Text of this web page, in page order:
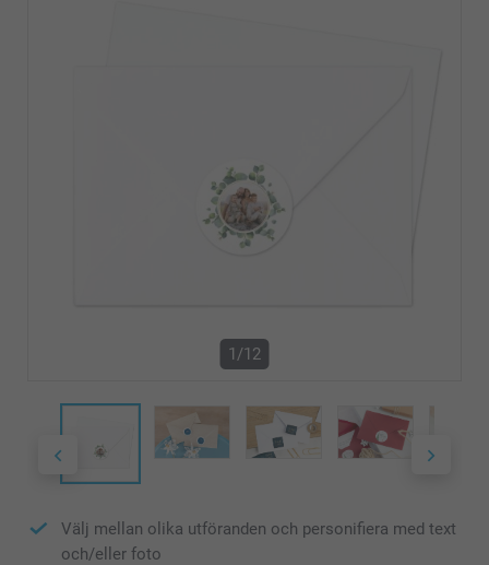
1/12
Välj mellan olika utföranden och personifiera med text
och/eller foto